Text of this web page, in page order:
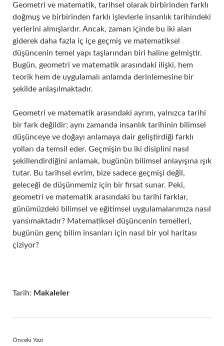
Geometri ve matematik, tarihsel olarak birbirinden farklı
doğmuş ve birbirinden farklı işlevlerle insanlık tarihindeki
yerlerini almışlardır. Ancak, zaman içinde bu iki alan
giderek daha fazla iç içe geçmiş ve matematiksel
düşüncenin temel yapı taşlarından biri haline gelmiştir.
Bugün, geometri ve matematik arasındaki ilişki, hem
teorik hem de uygulamalı anlamda derinlemesine bir
şekilde anlaşılmaktadır.
Geometri ve matematik arasındaki ayrım, yalnızca tarihi
bir fark değildir; aynı zamanda insanlık tarihinin bilimsel
düşünceye ve doğayı anlamaya dair geliştirdiği farklı
yolları da temsil eder. Geçmişin bu iki disiplini nasıl
şekillendirdiğini anlamak, bugünün bilimsel anlayışına ışık
tutar. Bu tarihsel evrim, bize sadece geçmişi değil,
geleceği de düşünmemiz için bir fırsat sunar. Peki,
geometri ve matematik arasındaki bu tarihi farklar,
günümüzdeki bilimsel ve eğitimsel uygulamalarımıza nasıl
yansımaktadır? Matematiksel düşüncenin temelleri,
bugünün genç bilim insanları için nasıl bir yol haritası
çiziyor?
Tarih: Makaleler
Önceki Yazı